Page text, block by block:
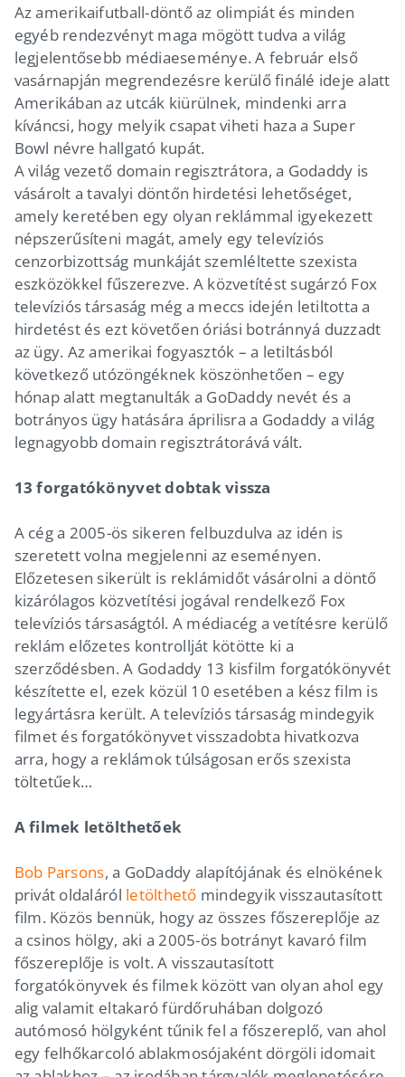
Az amerikaifutball-döntő az olimpiát és minden
egyéb rendezvényt maga mögött tudva a világ
legjelentősebb médiaeseménye. A február első
vasárnapján megrendezésre kerülő finálé ideje alatt
Amerikában az utcák kiürülnek, mindenki arra
kíváncsi, hogy melyik csapat viheti haza a Super
Bowl névre hallgató kupát.
A világ vezető domain regisztrátora, a Godaddy is
vásárolt a tavalyi döntőn hirdetési lehetőséget,
amely keretében egy olyan reklámmal igyekezett
népszerűsíteni magát, amely egy televíziós
cenzorbizottság munkáját szemléltette szexista
eszközökkel fűszerezve. A közvetítést sugárzó Fox
televíziós társaság még a meccs idején letiltotta a
hirdetést és ezt követően óriási botránnyá duzzadt
az ügy. Az amerikai fogyasztók – a letiltásból
következő utózöngéknek köszönhetően – egy
hónap alatt megtanulták a GoDaddy nevét és a
botrányos ügy hatására áprilisra a Godaddy a világ
legnagyobb domain regisztrátorává vált.
13 forgatókönyvet dobtak vissza
A cég a 2005-ös sikeren felbuzdulva az idén is
szeretett volna megjelenni az eseményen.
Előzetesen sikerült is reklámidőt vásárolni a döntő
kizárólagos közvetítési jogával rendelkező Fox
televíziós társaságtól. A médiacég a vetítésre kerülő
reklám előzetes kontrollját kötötte ki a
szerződésben. A Godaddy 13 kisfilm forgatókönyvét
készítette el, ezek közül 10 esetében a kész film is
legyártásra került. A televíziós társaság mindegyik
filmet és forgatókönyvet visszadobta hivatkozva
arra, hogy a reklámok túlságosan erős szexista
töltetűek…
A filmek letölthetőek
Bob Parsons, a GoDaddy alapítójának és elnökének
privát oldaláról letölthető mindegyik visszautasított
film. Közös bennük, hogy az összes főszereplője az
a csinos hölgy, aki a 2005-ös botrányt kavaró film
főszereplője is volt. A visszautasított
forgatókönyvek és filmek között van olyan ahol egy
alig valamit eltakaró fürdőruhában dolgozó
autómosó hölgyként tűnik fel a főszereplő, van ahol
egy felhőkarcoló ablakmosójaként dörgöli idomait